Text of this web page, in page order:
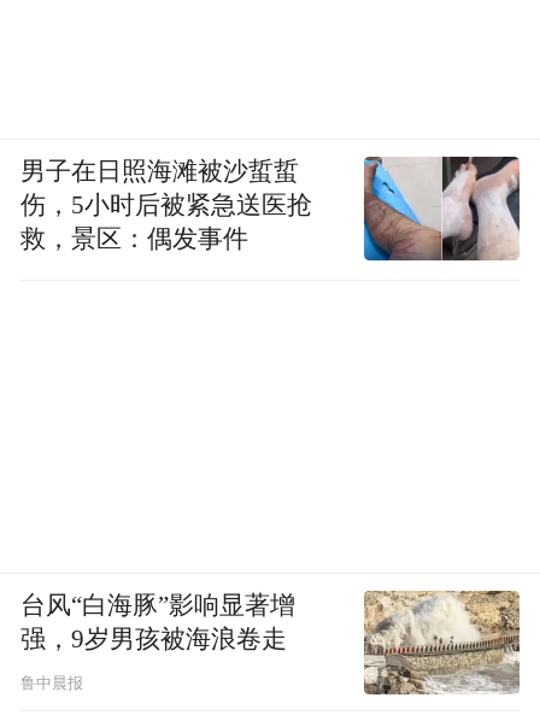
男子在日照海滩被沙蜇蜇
伤，5小时后被紧急送医抢
救，景区：偶发事件
台风“白海豚”影响显著增
强，9岁男孩被海浪卷走
鲁中晨报